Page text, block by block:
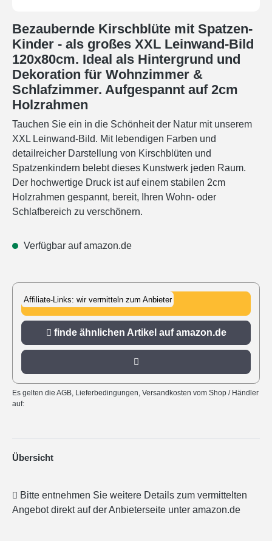
Bezaubernde Kirschblüte mit Spatzen-
Kinder - als großes XXL Leinwand-Bild
120x80cm. Ideal als Hintergrund und
Dekoration für Wohnzimmer &
Schlafzimmer. Aufgespannt auf 2cm
Holzrahmen
Tauchen Sie ein in die Schönheit der Natur mit unserem
XXL Leinwand-Bild. Mit lebendigen Farben und
detailreicher Darstellung von Kirschblüten und
Spatzenkindern belebt dieses Kunstwerk jeden Raum.
Der hochwertige Druck ist auf einem stabilen 2cm
Holzrahmen gespannt, bereit, Ihren Wohn- oder
Schlafbereich zu verschönern.
Verfügbar auf amazon.de
Affiliate-Links: wir vermitteln zum Anbieter
zu amazon.de
finde ähnlichen Artikel auf amazon.de
Es gelten die AGB, Lieferbedingungen, Versandkosten vom Shop / Händler
auf:
Übersicht
Bitte entnehmen Sie weitere Details zum vermittelten
Angebot direkt auf der Anbieterseite unter amazon.de